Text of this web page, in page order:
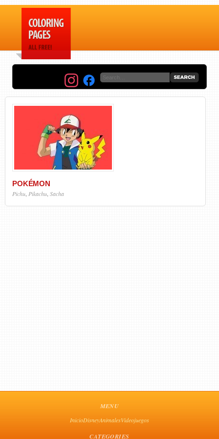
POKÉMON
Pichu Pikachu Sacha
MENU
InicioDisneyAnimalesVideojuegos
CATEGORIES